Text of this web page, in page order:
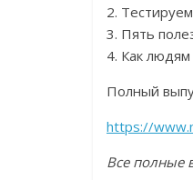
2.
3. Пять
4. Как
Полный
https://
Все полные